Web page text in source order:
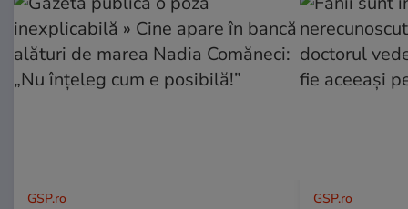
GSP.ro GSP.ro